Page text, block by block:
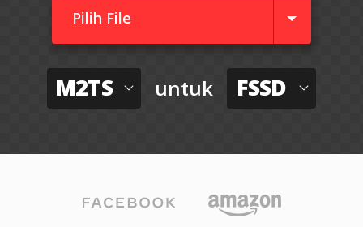
Pilih File
M2TS untuk FSSD